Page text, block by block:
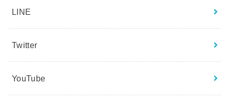
LINE
Twitter
YouTube